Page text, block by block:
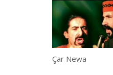
Çar Newa